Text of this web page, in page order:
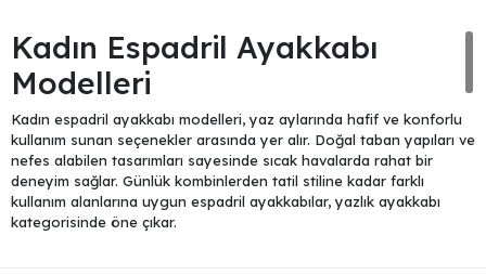
Kadın Espadril Ayakkabı
Modelleri
Kadın espadril ayakkabı modelleri, yaz aylarında hafif ve konforlu
kullanım sunan seçenekler arasında yer alır. Doğal taban yapıları ve
nefes alabilen tasarımları sayesinde sıcak havalarda rahat bir
deneyim sağlar. Günlük kombinlerden tatil stiline kadar farklı
kullanım alanlarına uygun espadril ayakkabılar, yazlık ayakkabı
kategorisinde öne çıkar.